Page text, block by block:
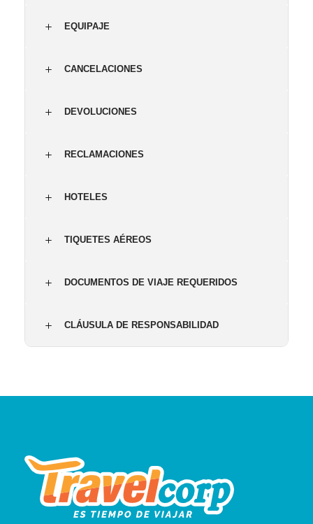
EQUIPAJE
CANCELACIONES
DEVOLUCIONES
RECLAMACIONES
HOTELES
TIQUETES AÉREOS
DOCUMENTOS DE VIAJE REQUERIDOS
CLÁUSULA DE RESPONSABILIDAD